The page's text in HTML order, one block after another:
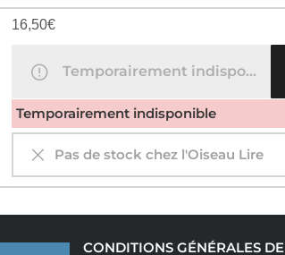
16,50€
Temporairement indisponible
Temporairement indisponible
Pas de stock chez l'Oiseau Lire
CONDITIONS GÉNÉRALES DE